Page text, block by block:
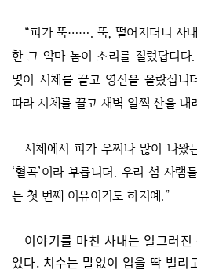
“피가 뚝……. 뚝, 떨어지더니 사
한 그 악마 놈이 소리를 질렀답디
몇이 시체를 끌고 영산을 올랐십니
따라 시체를 끌고 새벽 일찍 산을 내
시체에서 피가 우찌나 많이 나
‘혈곡’이라 부릅니더. 우리 섬 사램
는 첫 번째 이유이기도 하지예.”
이야기를 마친 사내는 일그러
었다. 치수는 말없이 입을 딱 벌리